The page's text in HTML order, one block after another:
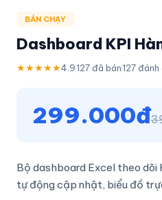
BÁN CHẠY
Dashboard KPI
★★★★★4.9127đã bán127đánh
299.000đ
Bộ dashboard Excel theo dõi
tự động cập nhật, biểu đồ